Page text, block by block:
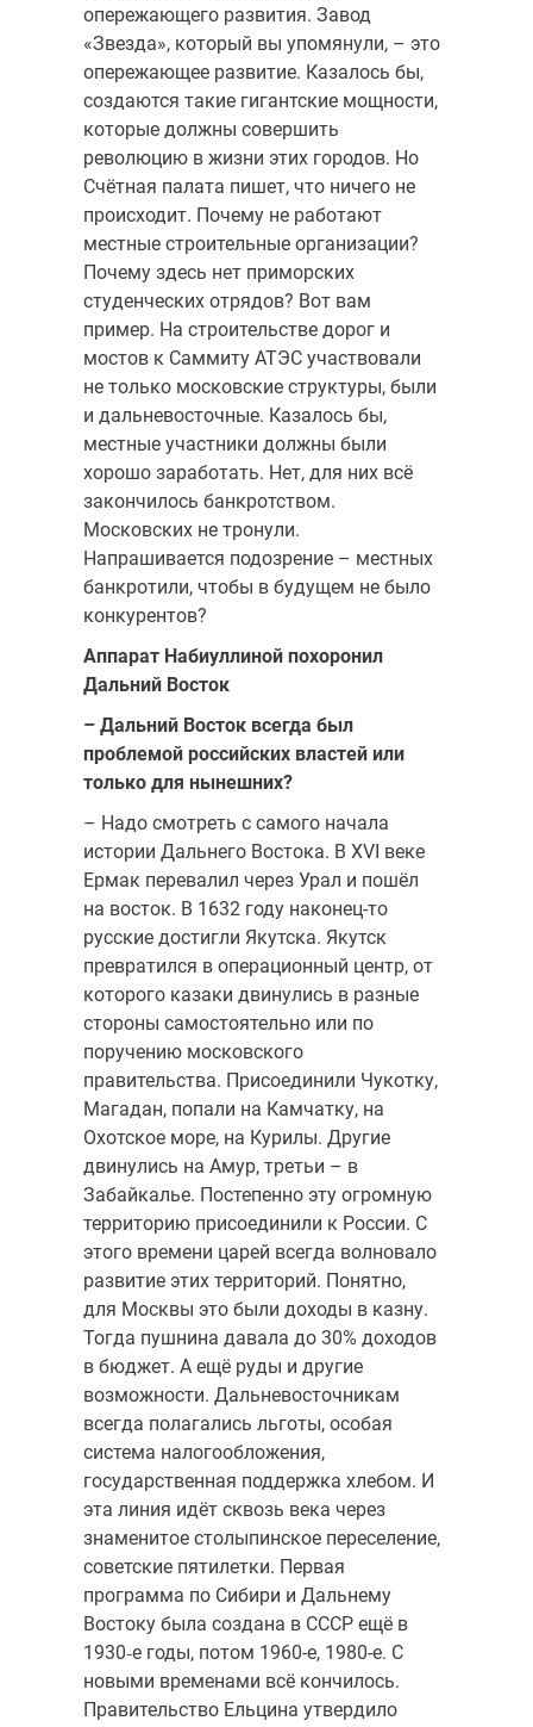
опережающего развития. Завод
«Звезда», который вы упомянули, – это
опережающее развитие. Казалось бы,
создаются такие гигантские мощности,
которые должны совершить
революцию в жизни этих городов. Но
Счётная палата пишет, что ничего не
происходит. Почему не работают
местные строительные организации?
Почему здесь нет приморских
студенческих отрядов? Вот вам
пример. На строительстве дорог и
мостов к Саммиту АТЭС участвовали
не только московские структуры, были
и дальневосточные. Казалось бы,
местные участники должны были
хорошо заработать. Нет, для них всё
закончилось банкротством.
Московских не тронули.
Напрашивается подозрение – местных
банкротили, чтобы в будущем не было
конкурентов?
Аппарат Набиуллиной похоронил
Дальний Восток
– Дальний Восток всегда был
проблемой российских властей или
только для нынешних?
– Надо смотреть с самого начала
истории Дальнего Востока. В XVI веке
Ермак перевалил через Урал и пошёл
на восток. В 1632 году наконец-то
русские достигли Якутска. Якутск
превратился в операционный центр, от
которого казаки двинулись в разные
стороны самостоятельно или по
поручению московского
правительства. Присоединили Чукотку,
Магадан, попали на Камчатку, на
Охотское море, на Курилы. Другие
двинулись на Амур, третьи – в
Забайкалье. Постепенно эту огромную
территорию присоединили к России. С
этого времени царей всегда волновало
развитие этих территорий. Понятно,
для Москвы это были доходы в казну.
Тогда пушнина давала до 30% доходов
в бюджет. А ещё руды и другие
возможности. Дальневосточникам
всегда полагались льготы, особая
система налогообложения,
государственная поддержка хлебом. И
эта линия идёт сквозь века через
знаменитое столыпинское переселение,
советские пятилетки. Первая
программа по Сибири и Дальнему
Востоку была создана в СССР ещё в
1930‑е годы, потом 1960-е, 1980-е. С
новыми временами всё кончилось.
Правительство Ельцина утвердило